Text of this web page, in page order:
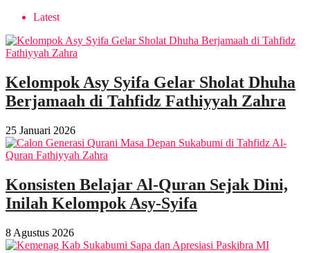
Latest
Kelompok Asy Syifa Gelar Sholat Dhuha
Berjamaah di Tahfidz Fathiyyah Zahra
25 Januari 2026
Konsisten Belajar Al-Quran Sejak Dini,
Inilah Kelompok Asy-Syifa
8 Agustus 2026